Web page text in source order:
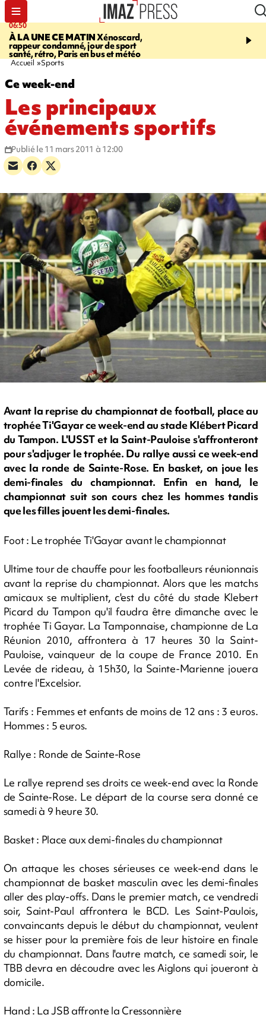
06:50
À LA UNE CE MATINXénoscard,
rappeur condamné, jour de sport
santé, rétro, Paris en bus et météo
08:53
JOUR
bouger,
Accueil Sports
Ce week-end
Les principaux
événements sportifs
Publié le 11 mars 2011 à 12:00
Avant la reprise du championnat de football, place au
trophée Ti'Gayar ce week-end au stade Klébert Picard
du Tampon. L'USST et la Saint-Pauloise s'affronteront
pour s'adjuger le trophée. Du rallye aussi ce week-end
avec la ronde de Sainte-Rose. En basket, on joue les
demi-finales du championnat. Enfin en hand, le
championnat suit son cours chez les hommes tandis
que les filles jouent les demi-finales.
Foot : Le trophée Ti'Gayar avant le championnat
Ultime tour de chauffe pour les footballeurs réunionnais
avant la reprise du championnat. Alors que les matchs
amicaux se multiplient, c'est du côté du stade Klebert
Picard du Tampon qu'il faudra être dimanche avec le
trophée Ti Gayar. La Tamponnaise, championne de La
Réunion 2010, affrontera à 17 heures 30 la Saint-
Pauloise, vainqueur de la coupe de France 2010. En
Levée de rideau, à 15h30, la Sainte-Marienne jouera
contre l'Excelsior.
Tarifs : Femmes et enfants de moins de 12 ans : 3 euros.
Hommes : 5 euros.
Rallye : Ronde de Sainte-Rose
Le rallye reprend ses droits ce week-end avec la Ronde
de Sainte-Rose. Le départ de la course sera donné ce
samedi à 9 heure 30.
Basket : Place aux demi-finales du championnat
On attaque les choses sérieuses ce week-end dans le
championnat de basket masculin avec les demi-finales
aller des play-offs. Dans le premier match, ce vendredi
soir, Saint-Paul affrontera le BCD. Les Saint-Paulois,
convaincants depuis le début du championnat, veulent
se hisser pour la première fois de leur histoire en finale
du championnat. Dans l'autre match, ce samedi soir, le
TBB devra en découdre avec les Aiglons qui joueront à
domicile.
Hand : La JSB affronte la Cressonnière